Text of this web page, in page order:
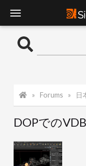
o
l
e
Forums 日
DOPでの